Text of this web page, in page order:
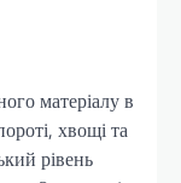
матеріалу в
хвощі та
рівень